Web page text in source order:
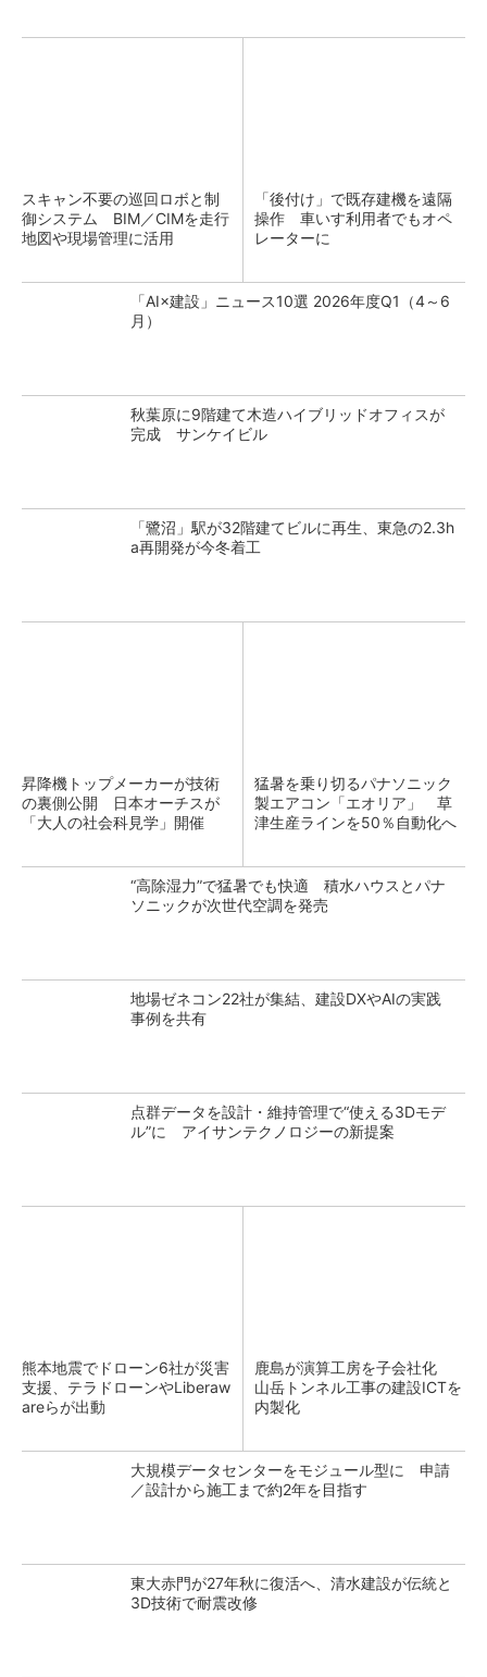
スキャン不要の巡回ロボと制
御システム BIM／CIMを走行
地図や現場管理に活用
「後付け」で既存建機を遠隔
操作 車いす利用者でもオペ
レーターに
「AI×建設」ニュース10選 2026年度Q1（4～6
月）
秋葉原に9階建て木造ハイブリッドオフィスが
完成 サンケイビル
「鷺沼」駅が32階建てビルに再生、東急の2.3h
a再開発が今冬着工
昇降機トップメーカーが技術
の裏側公開 日本オーチスが
「大人の社会科見学」開催
猛暑を乗り切るパナソニック
製エアコン「エオリア」 草
津生産ラインを50％自動化へ
“高除湿力”で猛暑でも快適 積水ハウスとパナ
ソニックが次世代空調を発売
地場ゼネコン22社が集結、建設DXやAIの実践
事例を共有
点群データを設計・維持管理で“使える3Dモデ
ル”に アイサンテクノロジーの新提案
熊本地震でドローン6社が災害
支援、テラドローンやLiberaw
areらが出動
鹿島が演算工房を子会社化
山岳トンネル工事の建設ICTを
内製化
大規模データセンターをモジュール型に 申請
／設計から施工まで約2年を目指す
東大赤門が27年秋に復活へ、清水建設が伝統と
3D技術で耐震改修